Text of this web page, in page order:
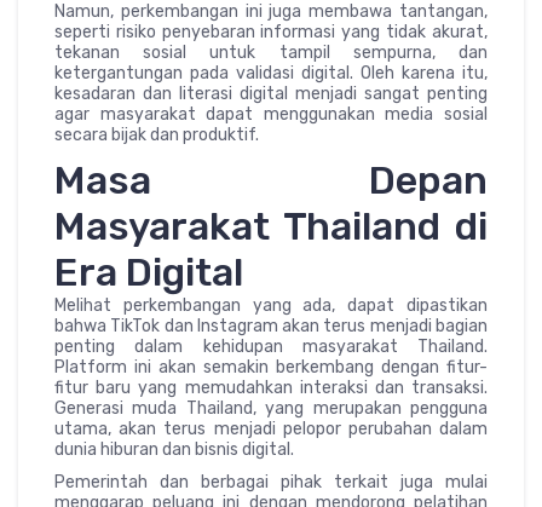
Namun, perkembangan ini juga membawa tantangan,
seperti risiko penyebaran informasi yang tidak akurat,
tekanan sosial untuk tampil sempurna, dan
ketergantungan pada validasi digital. Oleh karena itu,
kesadaran dan literasi digital menjadi sangat penting
agar masyarakat dapat menggunakan media sosial
secara bijak dan produktif.
Masa Depan
Masyarakat Thailand di
Era Digital
Melihat perkembangan yang ada, dapat dipastikan
bahwa TikTok dan Instagram akan terus menjadi bagian
penting dalam kehidupan masyarakat Thailand.
Platform ini akan semakin berkembang dengan fitur-
fitur baru yang memudahkan interaksi dan transaksi.
Generasi muda Thailand, yang merupakan pengguna
utama, akan terus menjadi pelopor perubahan dalam
dunia hiburan dan bisnis digital.
Pemerintah dan berbagai pihak terkait juga mulai
menggarap peluang ini dengan mendorong pelatihan